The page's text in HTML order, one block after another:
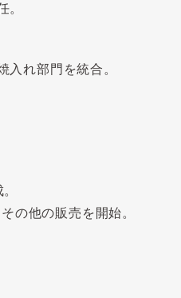
。
入れ部門を統合。
の他の販売を開始。